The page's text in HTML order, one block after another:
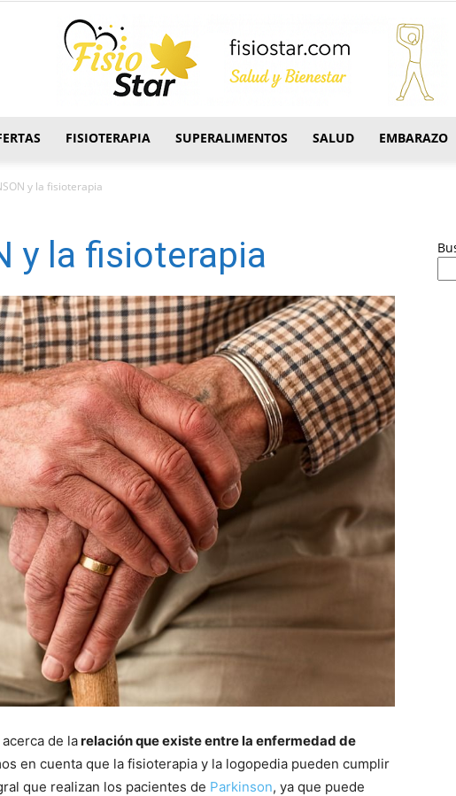
FISIOTERAPIA SUPERALIMENTOS SALUD EMBARAZO
y la fisioterapia
y la fisioterapia
de larelación que existe entre la enfermedad de
en cuenta que la fisioterapia y la logopedia pueden cumplir
que realizan los pacientes de Parkinson, ya que puede